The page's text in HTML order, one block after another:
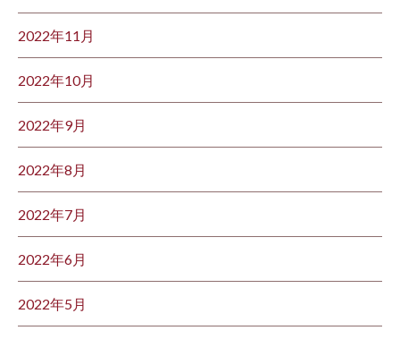
2022年11月
2022年10月
2022年9月
2022年8月
2022年7月
2022年6月
2022年5月